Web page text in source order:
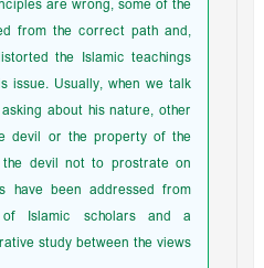
are wrong, some of the
from the correct path and,
the Islamic teachings
issue. Usually, when we talk
about his nature, other
devil or the property of the
devil not to prostrate on
have been addressed from
Islamic scholars and a
study between the views.